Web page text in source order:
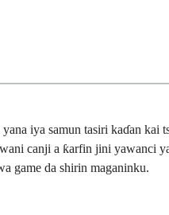
iya samun tasiri kaɗan kai
canji a ƙarfin jini yawanci
game da shirin maganinku.